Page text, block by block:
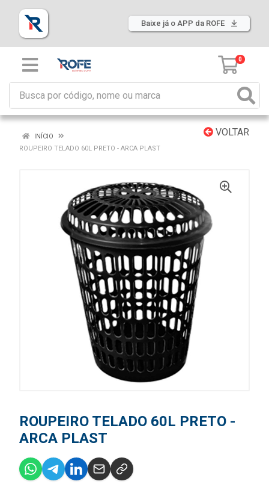
Baixe já o APP da ROFE
0
VOLTAR
INÍCIO
ROUPEIRO TELADO 60L PRETO - ARCA PLAST
ROUPEIRO TELADO 60L PRETO -
ARCA PLAST